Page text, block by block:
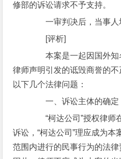
修部的诉讼请求不予支持。
一审判决后，当事人
[评析]
本案是一起因国外知
律师声明引发的诋毁商誉的
以下几个法律问题：
一、诉讼主体的确定
“柯达公司”授权律师
诉讼，“柯达公司”理应成为
范围内进行的民事行为的法律